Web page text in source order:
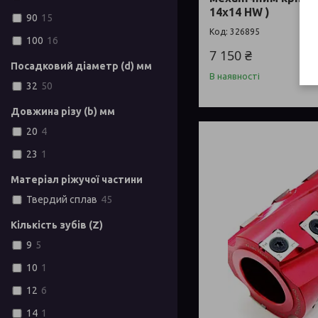
14x14 HW )
326895
7 150 ₴
В наявності
90 15
100 16
Посадковий діаметр (d) мм
32 50
Довжина різу (b) мм
20 4
23 1
Матеріал ріжучої частини
Твердий сплав 45
Кількість зубів (Z)
9 5
10 1
12 6
14 1